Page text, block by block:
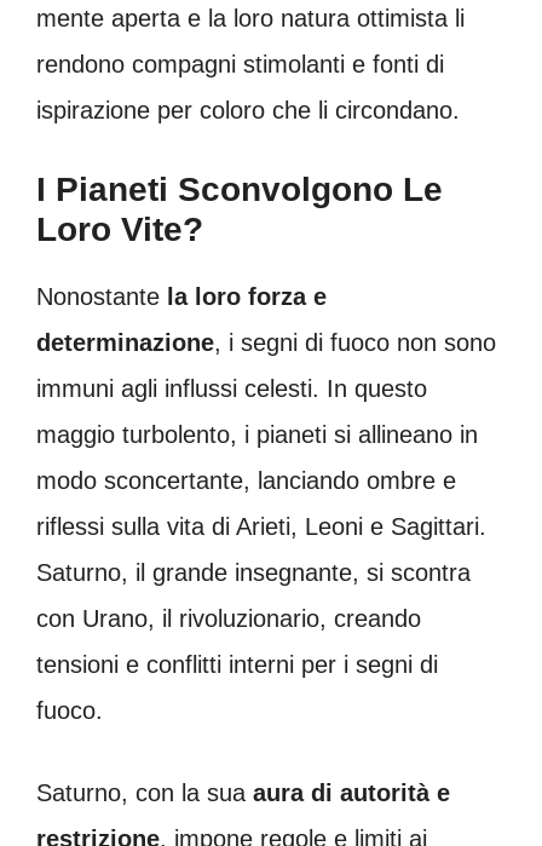
mente aperta e la loro natura ottimista li
rendono compagni stimolanti e fonti di
ispirazione per coloro che li circondano.
I Pianeti Sconvolgono Le
Loro Vite?
Nonostante la loro forza e
determinazione, i segni di fuoco non sono
immuni agli influssi celesti. In questo
maggio turbolento, i pianeti si allineano in
modo sconcertante, lanciando ombre e
riflessi sulla vita di Arieti, Leoni e Sagittari.
Saturno, il grande insegnante, si scontra
con Urano, il rivoluzionario, creando
tensioni e conflitti interni per i segni di
fuoco.
Saturno, con la sua aura di autorità e
restrizione, impone regole e limiti ai